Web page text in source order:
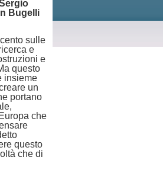
Bugelli
sulle
e
e
questo
insieme
un
portano
che
questo
che di